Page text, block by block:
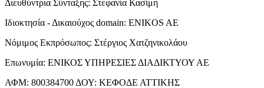
Διευθύντρια Σύνταξης: Στεφανία Κασίμη
Ιδιοκτησία - Δικαιούχος domain: ENIKOS AE
Νόμιμος Εκπρόσωπος: Στέργιος Χατζηνικολάου
Επωνυμία: ΕΝΙΚΟΣ ΥΠΗΡΕΣΙΕΣ ΔΙΑΔΙΚΤΥΟΥ ΑΕ
ΑΦΜ: 800384700 ΔΟΥ: ΚΕΦΟΔΕ ΑΤΤΙΚΗΣ